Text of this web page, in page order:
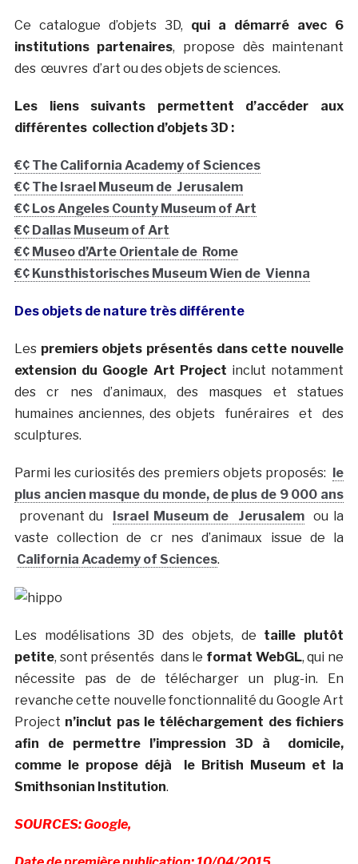
Ce catalogue d’objets 3D, qui a démarré avec 6
institutions partenaires, propose dès maintenant
des œuvres d’art ou des objets de sciences.
Les liens suivants permettent d’accéder aux
différentes collection d’objets 3D :
€¢ The California Academy of Sciences
€¢ The Israel Museum de Jerusalem
€¢ Los Angeles County Museum of Art
€¢ Dallas Museum of Art
€¢ Museo d’Arte Orientale de Rome
€¢ Kunsthistorisches Museum Wien de Vienna
Des objets de nature très différente
Les premiers objets présentés dans cette nouvelle
extension du Google Art Project inclut notamment
des cr nes d’animaux, des masques et statues
humaines anciennes, des objets funéraires et des
sculptures.
Parmi les curiosités des premiers objets proposés: le
plus ancien masque du monde, de plus de 9 000 ans
provenant du Israel Museum de Jerusalemou la
vaste collection de cr nes d’animaux issue de la
California Academy of Sciences.
Les modélisations 3D des objets, de taille plutôt
petite, sont présentés dans le format WebGL, qui ne
nécessite pas de de télécharger un plug-in. En
revanche cette nouvelle fonctionnalité du Google Art
Project n’inclut pas le téléchargement des fichiers
afin de permettre l’impression 3D à domicile,
comme le propose déjà le British Museum et la
Smithsonian Institution.
SOURCES: Google,